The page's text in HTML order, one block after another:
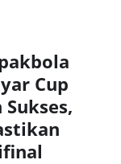
Cup